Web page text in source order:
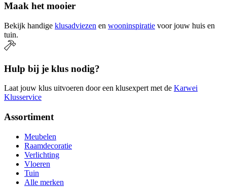
Maak het mooier
Bekijk handige klusadviezen en wooninspiratie voor jouw huis en
tuin.
Hulp bij je klus nodig?
Laat jouw klus uitvoeren door een klusexpert met de Karwei
Klusservice
Assortiment
Meubelen
Raamdecoratie
Verlichting
Vloeren
Tuin
Alle merken